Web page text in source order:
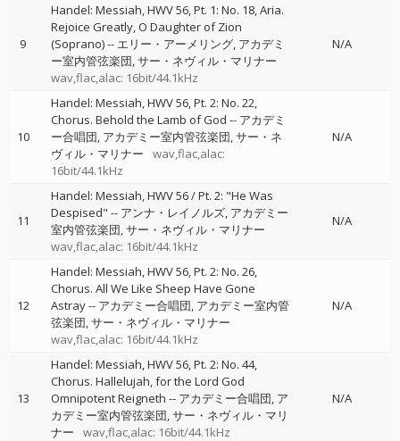
9
Handel: Messiah, HWV 56, Pt. 1: No. 18, Aria.
Rejoice Greatly, O Daughter of Zion
(Soprano)-- エリー・アーメリング アカデミ
ー室内管弦楽団 サー・ネヴィル・マリナー
wav,flac,alac: 16bit/44.1kHz
N/A
10
Handel: Messiah, HWV 56, Pt. 2: No. 22,
Chorus. Behold the Lamb of God -- アカデミ
ー合唱団 アカデミー室内管弦楽団 サー・ネ
ヴィル・マリナー
wav,flac,alac:
16bit/44.1kHz
N/A
11
Handel: Messiah, HWV 56 / Pt. 2: "He Was
Despised" -- アンナ・レイノルズ アカデミー
室内管弦楽団 サー・ネヴィル・マリナー
wav,flac,alac: 16bit/44.1kHz
N/A
12
Handel: Messiah, HWV 56, Pt. 2: No. 26,
Chorus. All We Like Sheep Have Gone
Astray-- アカデミー合唱団 アカデミー室内管
弦楽団 サー・ネヴィル・マリナー
wav,flac,alac: 16bit/44.1kHz
N/A
13
Handel: Messiah, HWV 56, Pt. 2: No. 44,
Chorus. Hallelujah, for the Lord God
Omnipotent Reigneth -- アカデミー合唱団 ア
カデミー室内管弦楽団 サー・ネヴィル・マリ
ナー
wav,flac,alac: 16bit/44.1kHz
N/A